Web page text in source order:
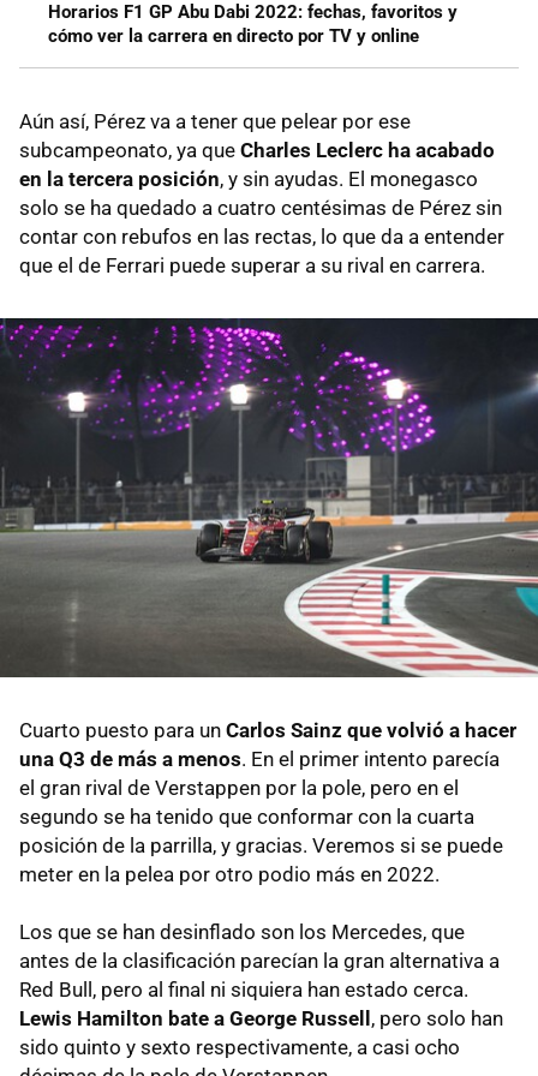
Horarios F1 GP Abu Dabi 2022: fechas, favoritos y
cómo ver la carrera en directo por TV y online
Aún así, Pérez va a tener que pelear por ese
subcampeonato, ya que Charles Leclerc ha acabado
en la tercera posición, y sin ayudas. El monegasco
solo se ha quedado a cuatro centésimas de Pérez sin
contar con rebufos en las rectas, lo que da a entender
que el de Ferrari puede superar a su rival en carrera.
Cuarto puesto para un Carlos Sainz que volvió a hacer
una Q3 de más a menos. En el primer intento parecía
el gran rival de Verstappen por la pole, pero en el
segundo se ha tenido que conformar con la cuarta
posición de la parrilla, y gracias. Veremos si se puede
meter en la pelea por otro podio más en 2022.
Los que se han desinflado son los Mercedes, que
antes de la clasificación parecían la gran alternativa a
Red Bull, pero al final ni siquiera han estado cerca.
Lewis Hamilton bate a George Russell , pero solo han
sido quinto y sexto respectivamente, a casi ocho